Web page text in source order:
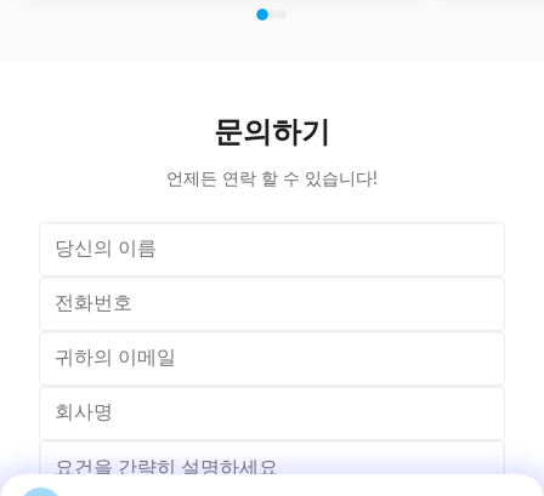
문의하기
언제든 연락 할 수 있습니다!